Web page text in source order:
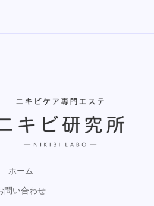
ホーム
問い合わせ